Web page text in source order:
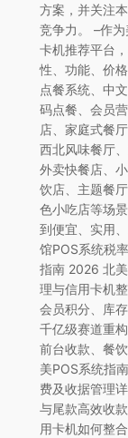
方案，并关注
竞争力。 –作
卡机推荐平台
性、功能、价
点餐系统、中
码点餐、会员
店、家庭式餐
西北风味餐厅
外卖快餐店、
饮店、主题餐
色小吃店等场
到便宜、实用
馆POS系统税
指南 2026 北
理与信用卡机
会员积分、库
千亿级赛道重
前台收款、餐
美POS系统指
费及收据管理
与尾款高效收
用卡机如何整